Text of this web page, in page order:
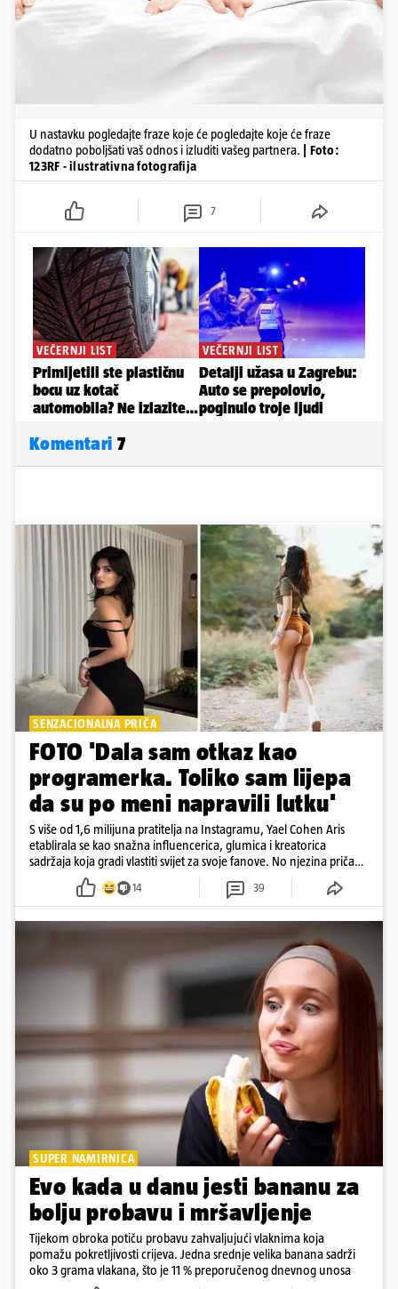
U nastavku pogledajte fraze koje će pogledajte koje će fraze
dodatno poboljšati vaš odnos i izluditi vašeg partnera.
| Foto:
123RF - ilustrativna fotografija
7
Komentari 7
SENZACIONALNA PRIČA
FOTO 'Dala sam otkaz kao
programerka. Toliko sam lijepa
da su po meni napravili lutku'
S više od 1,6 milijuna pratitelja na Instagramu, Yael Cohen Aris
etablirala se kao snažna influencerica, glumica i kreatorica
sadržaja koja gradi vlastiti svijet za svoje fanove. No njezina priča
pokazuje da online slava dolazi i s neočekivanim izazovima
14 39
SUPER NAMIRNICA
Evo kada u danu jesti bananu za
bolju probavu i mršavljenje
Tijekom obroka potiču probavu zahvaljujući vlaknima koja
pomažu pokretljivosti crijeva. Jedna srednje velika banana sadrži
oko 3 grama vlakana, što je 11 % preporučenog dnevnog unosa